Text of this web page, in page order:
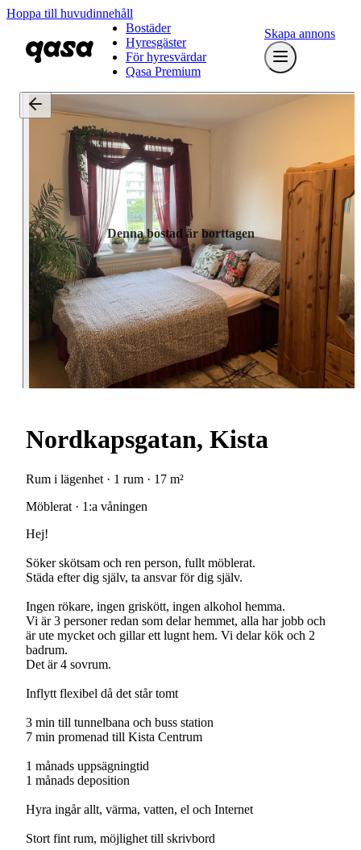
Hoppa till huvudinnehåll
Bostäder
Hyresgäster
För hyresvärdar
Qasa Premium
Skapa annons
Denna bostad är borttagen
Nordkapsgatan, Kista
Rum i lägenhet · 1 rum · 17 m²
Möblerat · 1:a våningen
Hej!
Söker skötsam och ren person, fullt möblerat.
Städa efter dig själv, ta ansvar för dig själv.
Ingen rökare, ingen griskött, ingen alkohol hemma.
Vi är 3 personer redan som delar hemmet, alla har jobb och
är ute mycket och gillar ett lugnt hem. Vi delar kök och 2
badrum.
Det är 4 sovrum.
Inflytt flexibel då det står tomt
3 min till tunnelbana och buss station
7 min promenad till Kista Centrum
1 månads uppsägningtid
1 månads deposition
Hyra ingår allt, värma, vatten, el och Internet
Stort fint rum, möjlighet till skrivbord